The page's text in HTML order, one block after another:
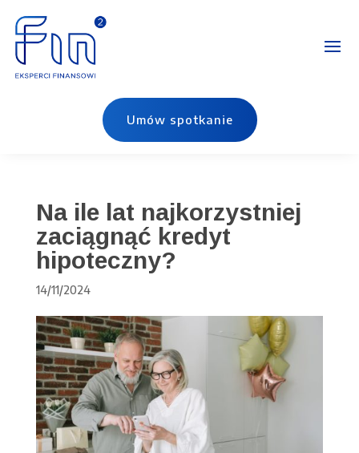
Umów spotkanie
Na ile lat najkorzystniej
zaciągnąć kredyt
hipoteczny?
14/11/2024